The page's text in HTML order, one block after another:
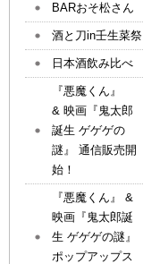
BARおそ松さん
酒と刀in壬生菜祭
日本酒飲み比べ
『悪魔くん』
& 映画『鬼太郎
誕生 ゲゲゲの
謎』 通信販売開
始！
『悪魔くん』 &
映画『鬼太郎誕
生 ゲゲゲの謎』
ポップアップス